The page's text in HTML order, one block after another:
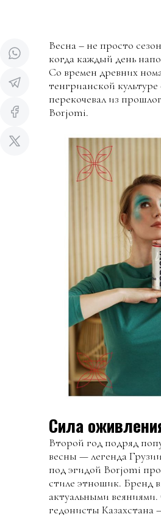
Весна – не просто
когда каждый день
Со времен древних
тенгрианской
перекочевал из
Borjomi.
Сила
Второй год подряд
весны — легенда
под эгидой Borjomi
стиле этношик. Бренд
актуальными
гедонисты Казахстана